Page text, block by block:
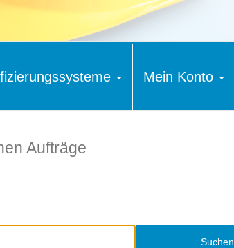
Mein Konto
Aufträge
Suchen